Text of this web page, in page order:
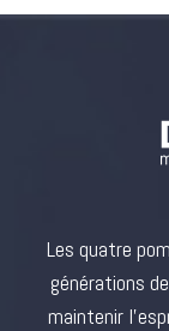
Les quatre
générations
maintenir